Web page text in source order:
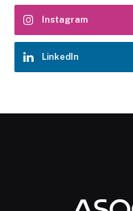
Instagram
LinkedIn
En línea